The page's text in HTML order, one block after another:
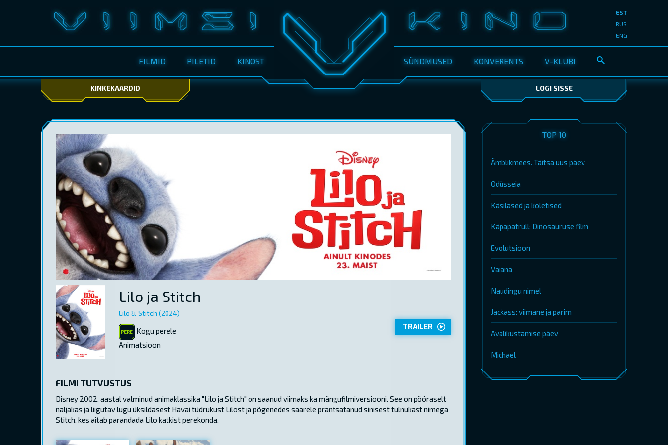
FILMID PILETID KINOST SÜNDMUSED KONVERENTS V-KLUBI
EST
RUS
ENG
KINKEKAARDID LOGI SISSE
Lilo ja Stitch
Lilo & Stitch (2024)
Kogu perele
Animatsioon
TRAILER
FILMI TUTVUSTUS
Disney 2002. aastal valminud animaklassika "Lilo ja Stitch" on saanud viimaks ka mängufilmiversiooni. See on pööraselt
naljakas ja liigutav lugu üksildasest Havai tüdrukust Lilost ja põgenedes saarele prantsatanud sinisest tulnukast nimega
Stitch, kes aitab parandada Lilo katkist perekonda.
TOP 10
Ämblikmees. Täitsa uus päev
Odüsseia
Käsilased ja koletised
Käpapatrull: Dinosauruse film
Evolutsioon
Vaiana
Naudingu nimel
Jackass: viimane ja parim
Avalikustamise päev
Michael